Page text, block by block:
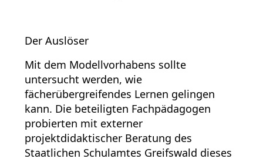
Der Auslöser
Mit dem Modellvorhabens sollte
untersucht werden, wie
fächerübergreifendes Lernen gelingen
kann. Die beteiligten Fachpädagogen
probierten mit externer
projektdidaktischer Beratung des
Staatlichen Schulamtes Greifswald dieses